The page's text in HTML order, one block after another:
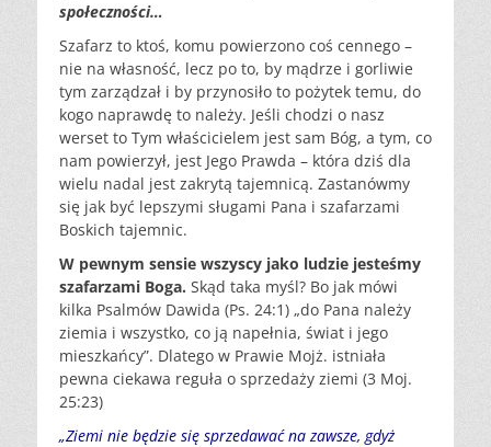
społeczności…
Szafarz to ktoś, komu powierzono coś cennego –
nie na własność, lecz po to, by mądrze i gorliwie
tym zarządzał i by przynosiło to pożytek temu, do
kogo naprawdę to należy. Jeśli chodzi o nasz
werset to Tym właścicielem jest sam Bóg, a tym, co
nam powierzył, jest Jego Prawda – która dziś dla
wielu nadal jest zakrytą tajemnicą. Zastanówmy
się jak być lepszymi sługami Pana i szafarzami
Boskich tajemnic.
W pewnym sensie wszyscy jako ludzie jesteśmy
szafarzami Boga. Skąd taka myśl? Bo jak mówi
kilka Psalmów Dawida (Ps. 24:1) „do Pana należy
ziemia i wszystko, co ją napełnia, świat i jego
mieszkańcy”. Dlatego w Prawie Mojż. istniała
pewna ciekawa reguła o sprzedaży ziemi (3 Moj.
25:23)
„Ziemi nie będzie się sprzedawać na zawsze, gdyż